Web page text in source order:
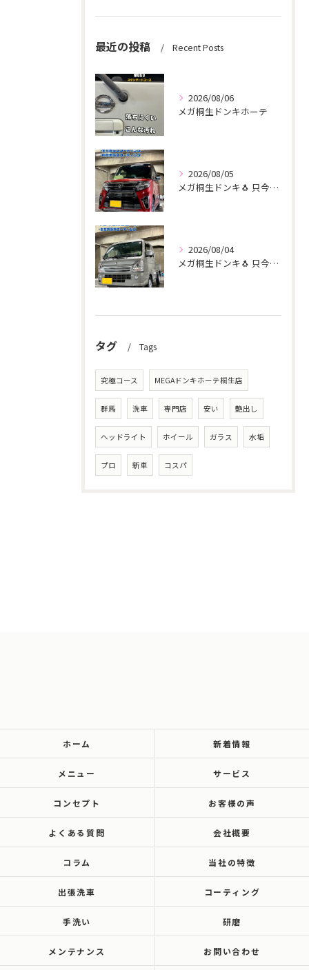
最近の投稿 Recent Posts
2026/08/06
メガ桐生ドンキホーテ
2026/08/05
メガ桐生ドンキ🐧 只今イベント出店中🎶 タント リピーター様...
2026/08/04
メガ桐生ドンキ🐧 只今イベント出店中🎶 スーパーキャリー リ...
タグ Tags
究極コース MEGAドンキホーテ桐生店
群馬 洗車 専門店 安い 艶出し
ヘッドライト ホイール ガラス 水垢
プロ 新車 コスパ
ホーム 新着情報
メニュー サービス
コンセプト お客様の声
よくある質問 会社概要
コラム 当社の特徴
出張洗車 コーティング
手洗い 研磨
メンテナンス お問い合わせ